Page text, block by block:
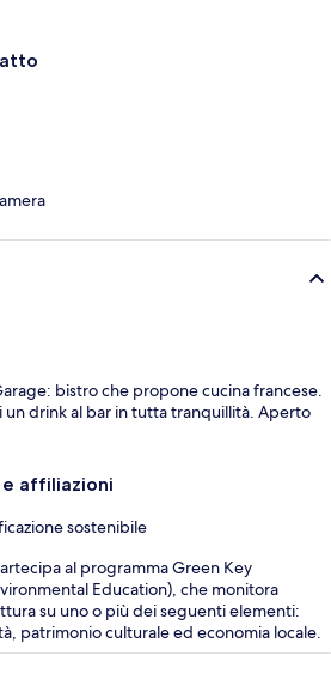
bistro che propone cucina francese.
un drink al bar in tutta tranquillità. Aperto
e affiliazioni
sostenibile
al programma Green Key
Education), che monitora
su uno o più dei seguenti elementi:
patrimonio culturale ed economia locale.